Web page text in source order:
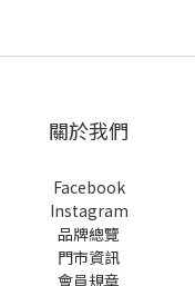
關於我們
Facebook
Instagram
品牌總覽
門市資訊
會員規章